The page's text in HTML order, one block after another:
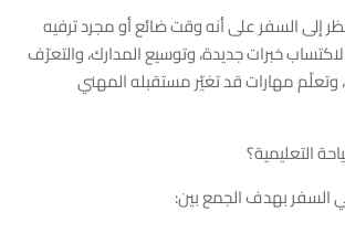
إلى السفر على أنه وقت ضائع أو مجرد ترفيه
خبرات جديدة، وتوسيع المدارك، والتعرّف
مهارات قد تغيّر مستقبله المهني
التعليمية؟
السفر بهدف الجمع بين: